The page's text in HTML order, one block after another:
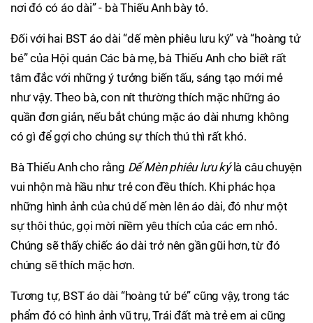
nơi đó có áo dài” - bà Thiếu Anh bày tỏ.
Đối với hai BST áo dài “dế mèn phiêu lưu ký” và “hoàng tử
bé” của Hội quán Các bà mẹ, bà Thiếu Anh cho biết rất
tâm đắc với những ý tưởng biến tấu, sáng tạo mới mẻ
như vậy. Theo bà, con nít thường thích mặc những áo
quần đơn giản, nếu bắt chúng mặc áo dài nhưng không
có gì để gợi cho chúng sự thích thú thì rất khó.
Bà Thiếu Anh cho rằng Dế Mèn phiêu lưu kýlà câu chuyện
vui nhộn mà hầu như trẻ con đều thích. Khi phác họa
những hình ảnh của chú dế mèn lên áo dài, đó như một
sự thôi thúc, gọi mời niềm yêu thích của các em nhỏ.
Chúng sẽ thấy chiếc áo dài trở nên gần gũi hơn, từ đó
chúng sẽ thích mặc hơn.
Tương tự, BST áo dài “hoàng tử bé” cũng vậy, trong tác
phẩm đó có hình ảnh vũ trụ, Trái đất mà trẻ em ai cũng